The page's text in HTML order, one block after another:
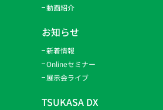
動画紹介
お知らせ
新着情報
Onlineセミナー
展示会ライブ
TSUKASA DX